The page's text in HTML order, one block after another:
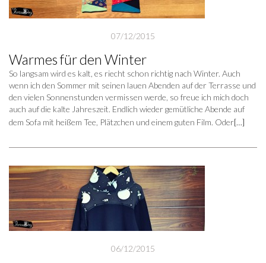
07/12/2015
Warmes für den Winter
So langsam wird es kalt, es riecht schon richtig nach Winter. Auch
wenn ich den Sommer mit seinen lauen Abenden auf der Terrasse und
den vielen Sonnenstunden vermissen werde, so freue ich mich doch
auch auf die kalte Jahreszeit. Endlich wieder gemütliche Abende auf
dem Sofa mit heißem Tee, Plätzchen und einem guten Film. Oder[…]
06/12/2015